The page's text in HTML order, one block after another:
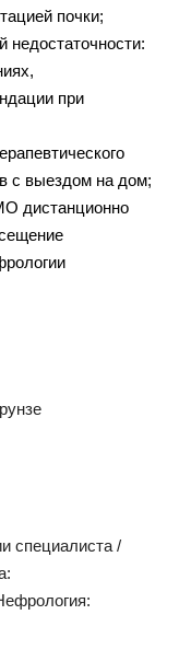
почки;
недостаточности:
при
с выездом на дом;
дистанционно
специалиста /